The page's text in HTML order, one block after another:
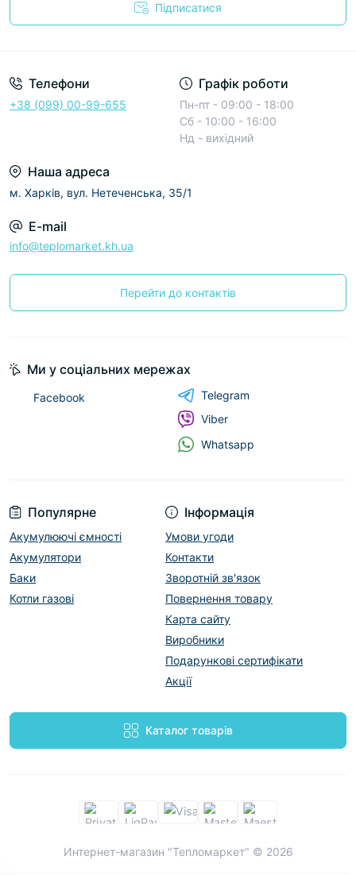
Підписатися
Телефони
+38 (099) 00-99-655
Графік роботи
Пн-пт - 09:00 - 18:00
Сб - 10:00 - 16:00
Нд - вихідний
Наша адреса
м. Харків, вул. Нетеченська, 35/1
E-mail
info@teplomarket.kh.ua
Перейти до контактів
Популярне
Акумулюючі ємності
Акумулятори
Баки
Котли газові
Інформація
Умови угоди
Контакти
Зворотній зв'язок
Повернення товару
Карта сайту
Виробники
Подарункові сертифікати
Акції
Каталог товарів
Ми у соціальних мережах
Facebook
Telegram
Viber
Whatsapp
Интернет-магазин "Тепломаркет" © 2026